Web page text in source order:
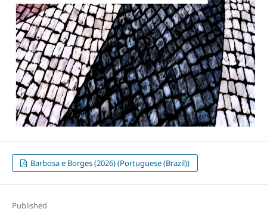
Barbosa e Borges (2026) (Portuguese (Brazil))
Published